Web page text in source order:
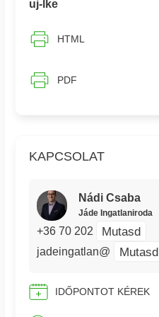
KAPCSOLAT
Nádi Csaba
Jáde Ingatlaniroda
+36 70 202 Mutasd
jadeingatlan@ Mutasd
IDŐPONTOT KÉREK
uj-lke
HTML
PDF